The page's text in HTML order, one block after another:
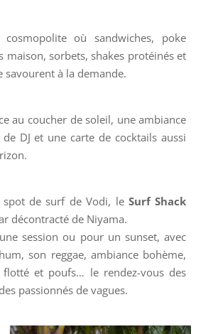
où sandwiches, poke
maison, sorbets, shakes protéinés et
savourent à la demande.
au coucher de soleil, une ambiance
DJ et une carte de cocktails aussi
spot de surf de Vodi, le Surf Shack
décontracté de Niyama.
session ou pour un sunset, avec
son reggae, ambiance bohème,
et poufs… le rendez-vous des
passionnés de vagues.